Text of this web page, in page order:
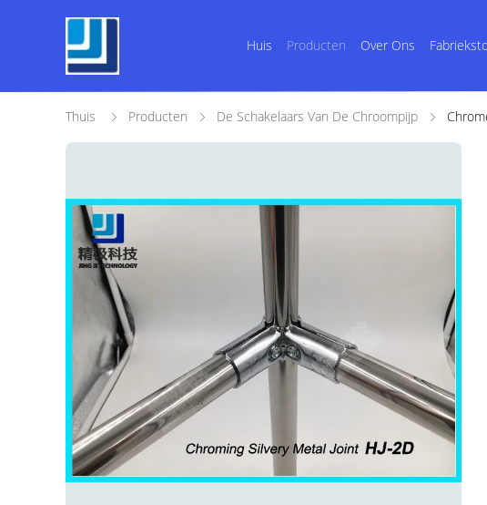
Huis Producten Over Ons
Thuis Producten De Schakelaars Van De Chroompijp